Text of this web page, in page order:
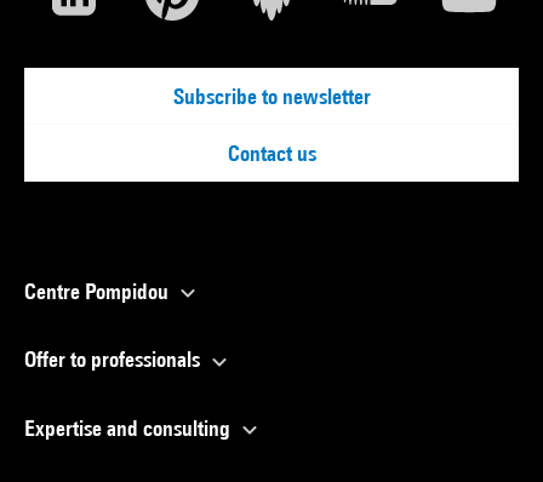
Subscribe to newsletter
Contact us
Centre Pompidou
Offer to professionals
Expertise and consulting